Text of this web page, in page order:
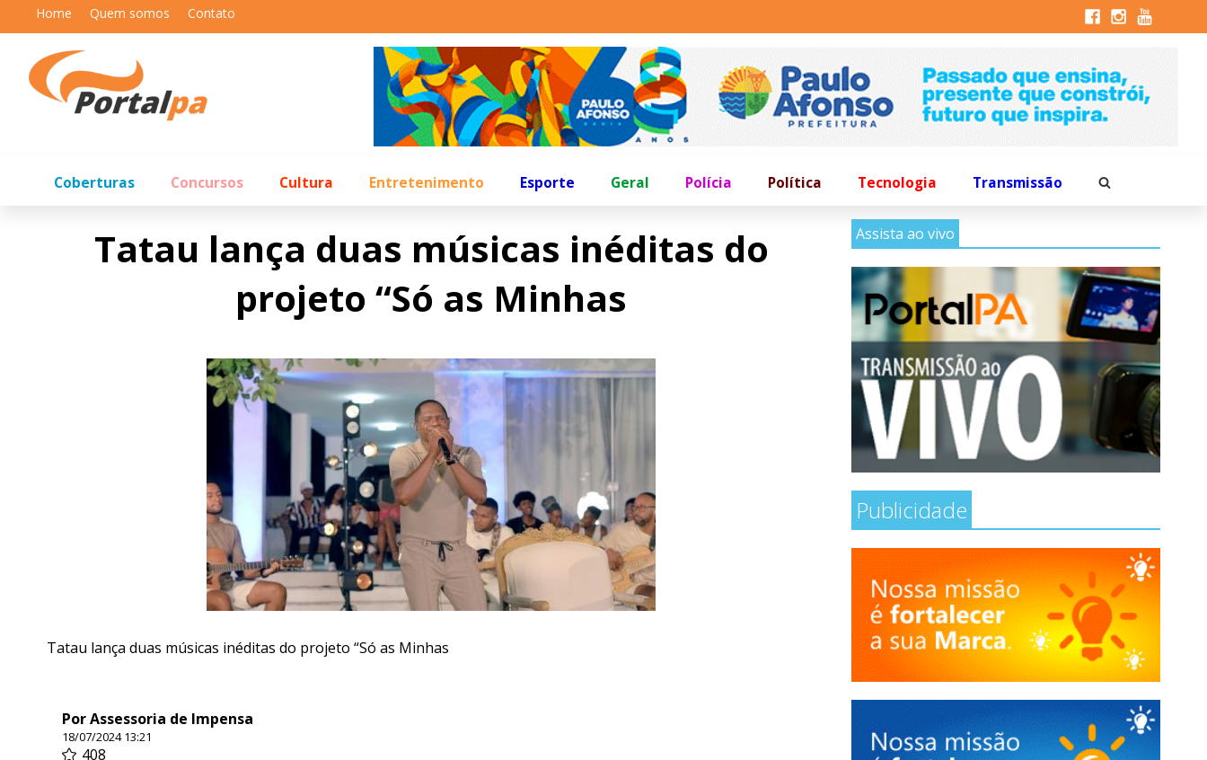
Home Quem somos Contato
Coberturas Concursos Cultura Entretenimento Esporte Geral Polícia Política Tecnologia Transmissão
Tatau lança duas músicas inéditas do
projeto “Só as Minhas
Tatau lança duas músicas inéditas do projeto “Só as Minhas
Por Assessoria de Impensa
18/07/2024 13:21
408
Assista ao vivo
Publicidade